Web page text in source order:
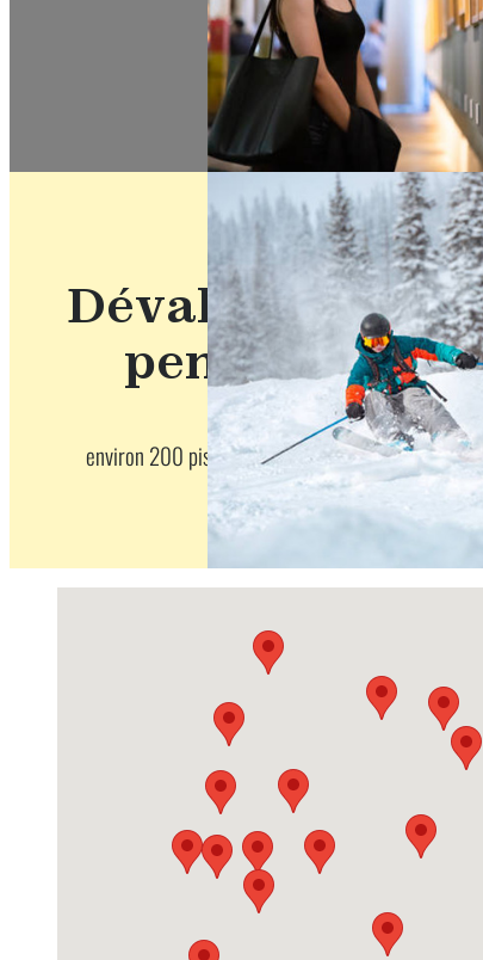
Dévaler les
pentes
environ 200 pistes de ski alpin